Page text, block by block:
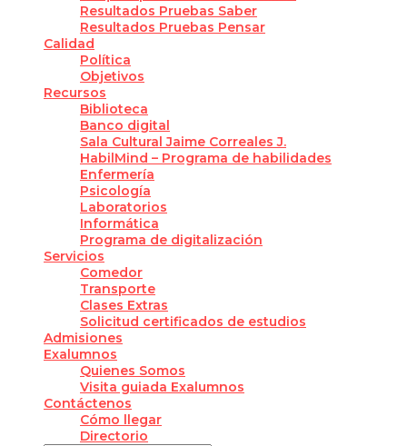
Resultados Pruebas Saber
Resultados Pruebas Pensar
Calidad
Política
Objetivos
Recursos
Biblioteca
Banco digital
Sala Cultural Jaime Correales J.
HabilMind – Programa de habilidades
Enfermería
Psicología
Laboratorios
Informática
Programa de digitalización
Servicios
Comedor
Transporte
Clases Extras
Solicitud certificados de estudios
Admisiones
Exalumnos
Quienes Somos
Visita guiada Exalumnos
Contáctenos
Cómo llegar
Directorio